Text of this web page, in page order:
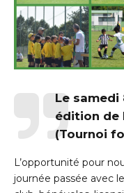
Le samedi
édition de
(Tournoi
L’opportunité pour
journée passée avec